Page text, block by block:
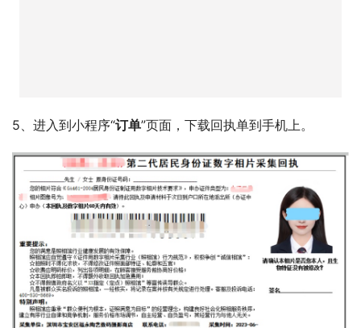
5、进入到小程序“订单”页面，下载回执单到手机上。